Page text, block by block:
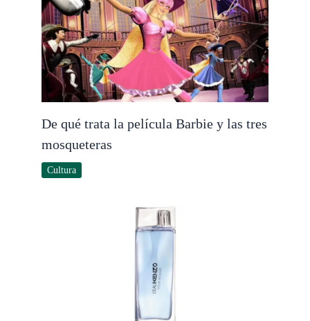
De qué trata la película Barbie y las tres
mosqueteras
Cultura